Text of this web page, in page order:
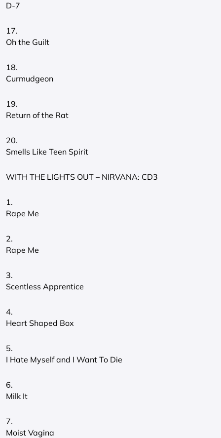
D-7
17.
Oh the Guilt
18.
Curmudgeon
19.
Return of the Rat
20.
Smells Like Teen Spirit
WITH THE LIGHTS OUT – NIRVANA: CD3
1.
Rape Me
2.
Rape Me
3.
Scentless Apprentice
4.
Heart Shaped Box
5.
I Hate Myself and I Want To Die
6.
Milk It
7.
Moist Vagina